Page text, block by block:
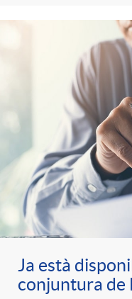
Ja està
conjuntura de